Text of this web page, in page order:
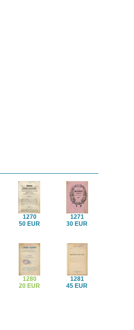
1270
50 EUR
1271
30 EUR
1280
20 EUR
1281
45 EUR